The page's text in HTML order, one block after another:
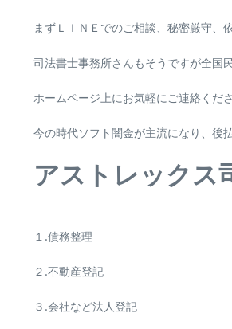
まずＬＩＮＥでのご相談、秘密厳守、
司法書士事務所さんもそうですが全国
ホームページ上にお気軽にご連絡くだ
今の時代ソフト闇金が主流になり、後
アストレックス
１.債務整理
２.不動産登記
３.会社など法人登記